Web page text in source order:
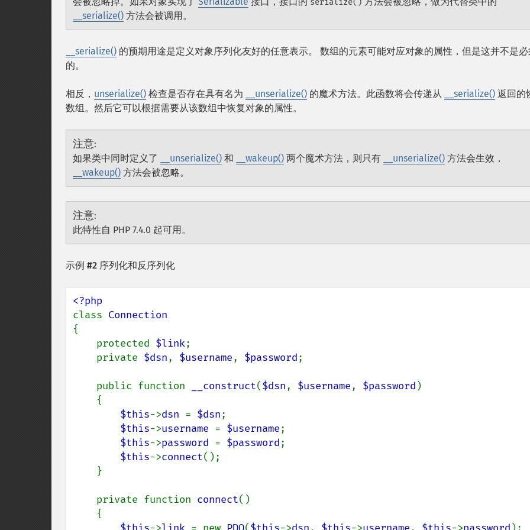
serialize()
__serialize() 方法会被调用。
__serialize() 的预期用途是定义对象序列化友好的任意表示。 数组的元素可能对应对象的属性，但是这并不是
的。
相反， unserialize() 检查是否存在具有名为 __unserialize() 的魔术方法。此函数将会传递从 __serialize() 返回的
数组。然后它可以根据需要从该数组中恢复对象的属性。
注意:
如果类中同时定义了
__unserialize() 和 __wakeup() 两个魔术方法，则只有 __unserialize() 方法会生效，
__wakeup() 方法会被忽略。
注意:
此特性自 PHP 7.4.0 起可用。
示例 #2 序列化和反序列化
class
{
    protected
$link;
    private
$dsn, $username, $password;
    public function
__construct($dsn, $username, $password )
$this->dsn = $dsn;
$this->username = $username;
$this->password = $password;
$this->connect();
    private function
connect()